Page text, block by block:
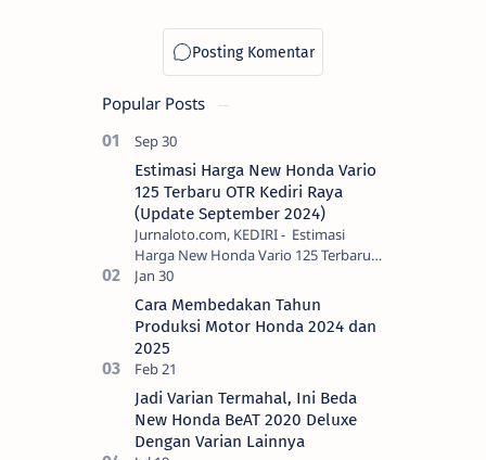
Popular Posts
Estimasi Harga New Honda Vario
125 Terbaru OTR Kediri Raya
(Update September 2024)
Jurnaloto.com, KEDIRI - Estimasi
Harga New Honda Vario 125 Terbaru
OTR Kediri Raya (Update September
2024) Brosis sekalian, PT Astra Honda
Motor (AH…
Cara Membedakan Tahun
Produksi Motor Honda 2024 dan
2025
Jadi Varian Termahal, Ini Beda
New Honda BeAT 2020 Deluxe
Dengan Varian Lainnya